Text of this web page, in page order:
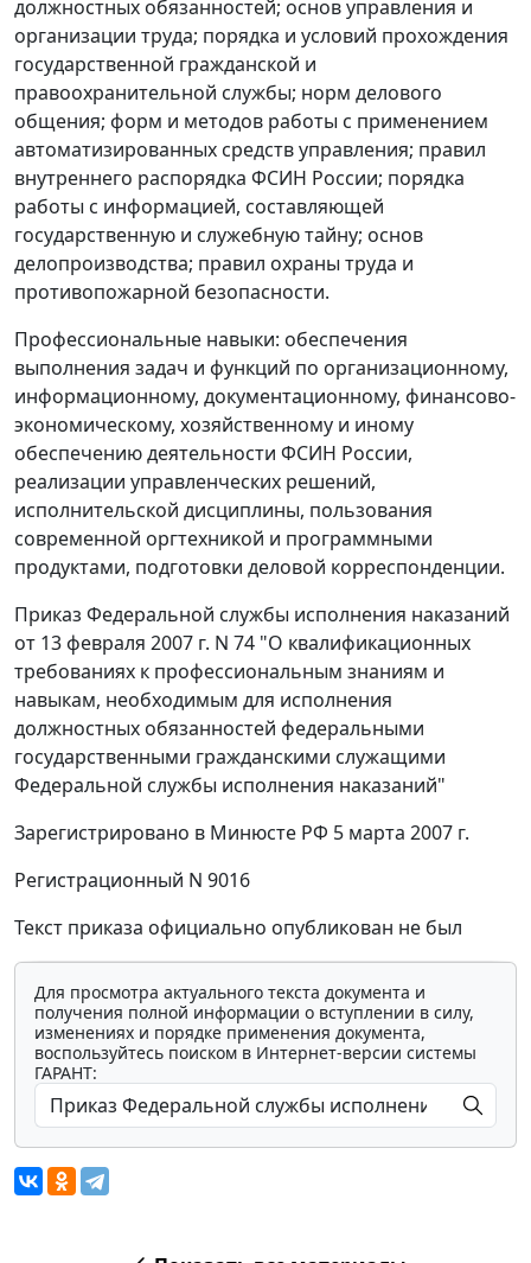
должностных обязанностей; основ управления и
организации труда; порядка и условий прохождения
государственной гражданской и
правоохранительной службы; норм делового
общения; форм и методов работы с применением
автоматизированных средств управления; правил
внутреннего распорядка ФСИН России; порядка
работы с информацией, составляющей
государственную и служебную тайну; основ
делопроизводства; правил охраны труда и
противопожарной безопасности.
Профессиональные навыки: обеспечения
выполнения задач и функций по организационному,
информационному, документационному, финансово-
экономическому, хозяйственному и иному
обеспечению деятельности ФСИН России,
реализации управленческих решений,
исполнительской дисциплины, пользования
современной оргтехникой и программными
продуктами, подготовки деловой корреспонденции.
Приказ Федеральной службы исполнения наказаний
от 13 февраля 2007 г. N 74 "О квалификационных
требованиях к профессиональным знаниям и
навыкам, необходимым для исполнения
должностных обязанностей федеральными
государственными гражданскими служащими
Федеральной службы исполнения наказаний"
Зарегистрировано в Минюсте РФ 5 марта 2007 г.
Регистрационный N 9016
Текст приказа официально опубликован не был
Для просмотра актуального текста документа и
получения полной информации о вступлении в силу,
изменениях и порядке применения документа,
воспользуйтесь поиском в Интернет-версии системы
ГАРАНТ: